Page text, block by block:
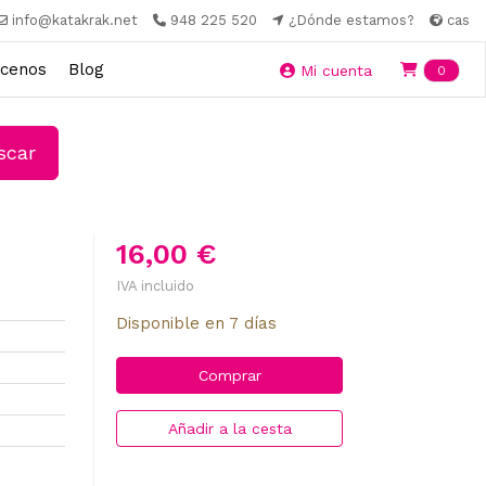
info@katakrak.net 948 225 520 ¿Dónde estamos? cas
Blog Mi cuenta 0
16,00 €
IVA incluido
Disponible en 7 días
Comprar
Añadir a la cesta